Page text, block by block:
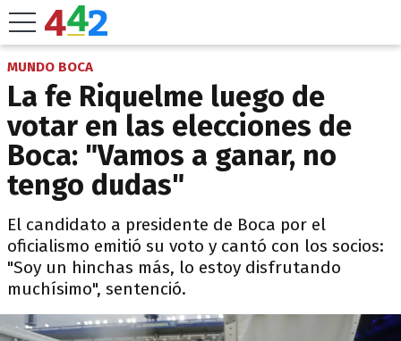
MUNDO BOCA
La fe Riquelme luego de
votar en las elecciones de
Boca: "Vamos a ganar, no
tengo dudas"
El candidato a presidente de Boca por el
oficialismo emitió su voto y cantó con los socios:
"Soy un hinchas más, lo estoy disfrutando
muchísimo", sentenció.